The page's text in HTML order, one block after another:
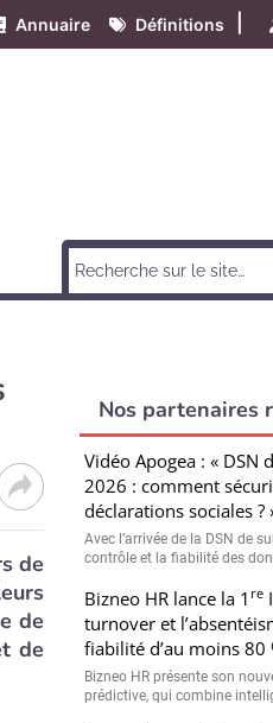
Annuaire Définitions
de
de
de
Nos partenaires
Vidéo Apogea : « DSN
2026 : comment
déclarations sociales ?
Avec l’arrivée de la DSN de
contrôle et la fiabilité des
Bizneo HR lance la 1 re
turnover et
fiabilité d’au moins 80
Bizneo HR présente son
prédictive, qui combine